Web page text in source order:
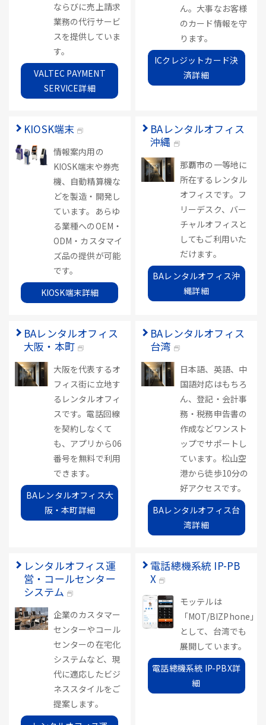
ならびに売上請求
業務の代行サービ
スを提供していま
す。
VALTEC PAYMENT
SERVICE詳細
ん。大事なお客様
のカード情報を守
ります。
ICクレジットカード決
済詳細
KIOSK端末
情報案内用の
KIOSK端末や券売
機、自動精算機な
どを製造・開発し
ています。あらゆ
る業種へのOEM・
ODM・カスタマイ
ズ品の提供が可能
です。
KIOSK端末詳細
BAレンタルオフィス
沖縄
那覇市の一等地に
所在するレンタル
オフィスです。フ
リーデスク、バー
チャルオフィスと
してもご利用いた
だけます。
BAレンタルオフィス沖
縄詳細
BAレンタルオフィス
大阪・本町
大阪を代表するオ
フィス街に立地す
るレンタルオフィ
スです。電話回線
を契約しなくて
も、アプリから06
番号を無料で利用
できます。
BAレンタルオフィス大
阪・本町詳細
BAレンタルオフィス
台湾
日本語、英語、中
国語対応はもちろ
ん、登記・会計事
務・税務申告書の
作成などワンスト
ップでサポートし
ています。松山空
港から徒歩10分の
好アクセスです。
BAレンタルオフィス台
湾詳細
レンタルオフィス運
営・コールセンター
システム
企業のカスタマー
センターやコール
センターの在宅化
システムなど、現
代に適応したビジ
ネススタイルをご
提案します。
電話總機系統 IP-PB
X
モッテルは
「MOT/BIZPhone」
として、台湾でも
展開しています。
電話總機系統 IP-PBX詳
細